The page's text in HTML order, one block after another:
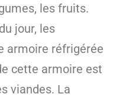
les fruits.
jour, les
armoire réfrigérée
cette armoire est
viandes. La